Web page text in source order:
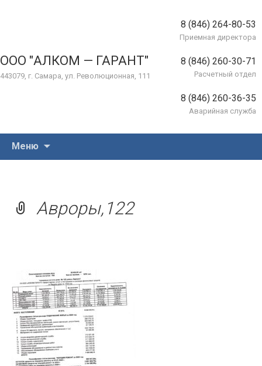
ООО "АЛКОМ — ГАРАНТ"
443079, г. Самара, ул. Революционная, 111
8 (846) 264-80-53
Приемная директора
8 (846) 260-30-71
Расчетный отдел
8 (846) 260-36-35
Аварийная служба
Меню
Авроры,122